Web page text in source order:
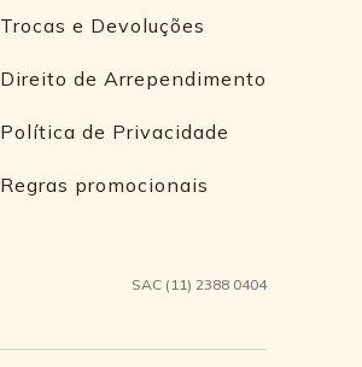
Trocas e Devoluções
Direito de Arrependimento
Política de Privacidade
Regras promocionais
SAC (11) 2388 0404